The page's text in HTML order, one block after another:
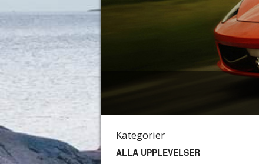
Kategorier
ALLA UPPLEVELSER